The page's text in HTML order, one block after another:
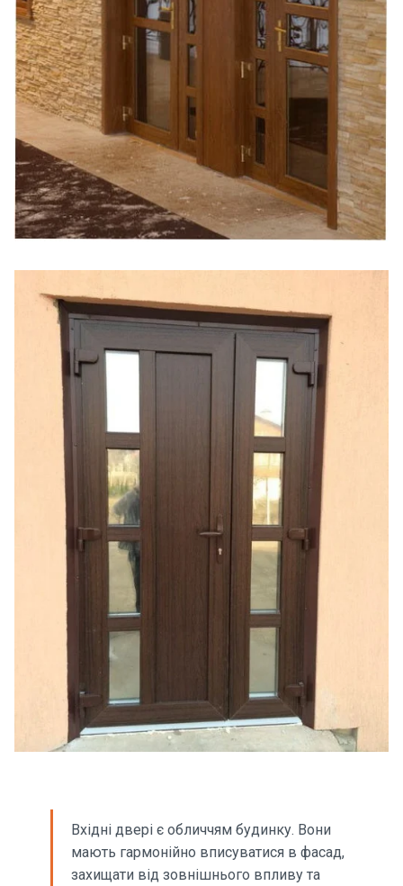
Вхідні двері є обличчям будинку. Вони
мають гармонійно вписуватися в фасад,
захищати від зовнішнього впливу та